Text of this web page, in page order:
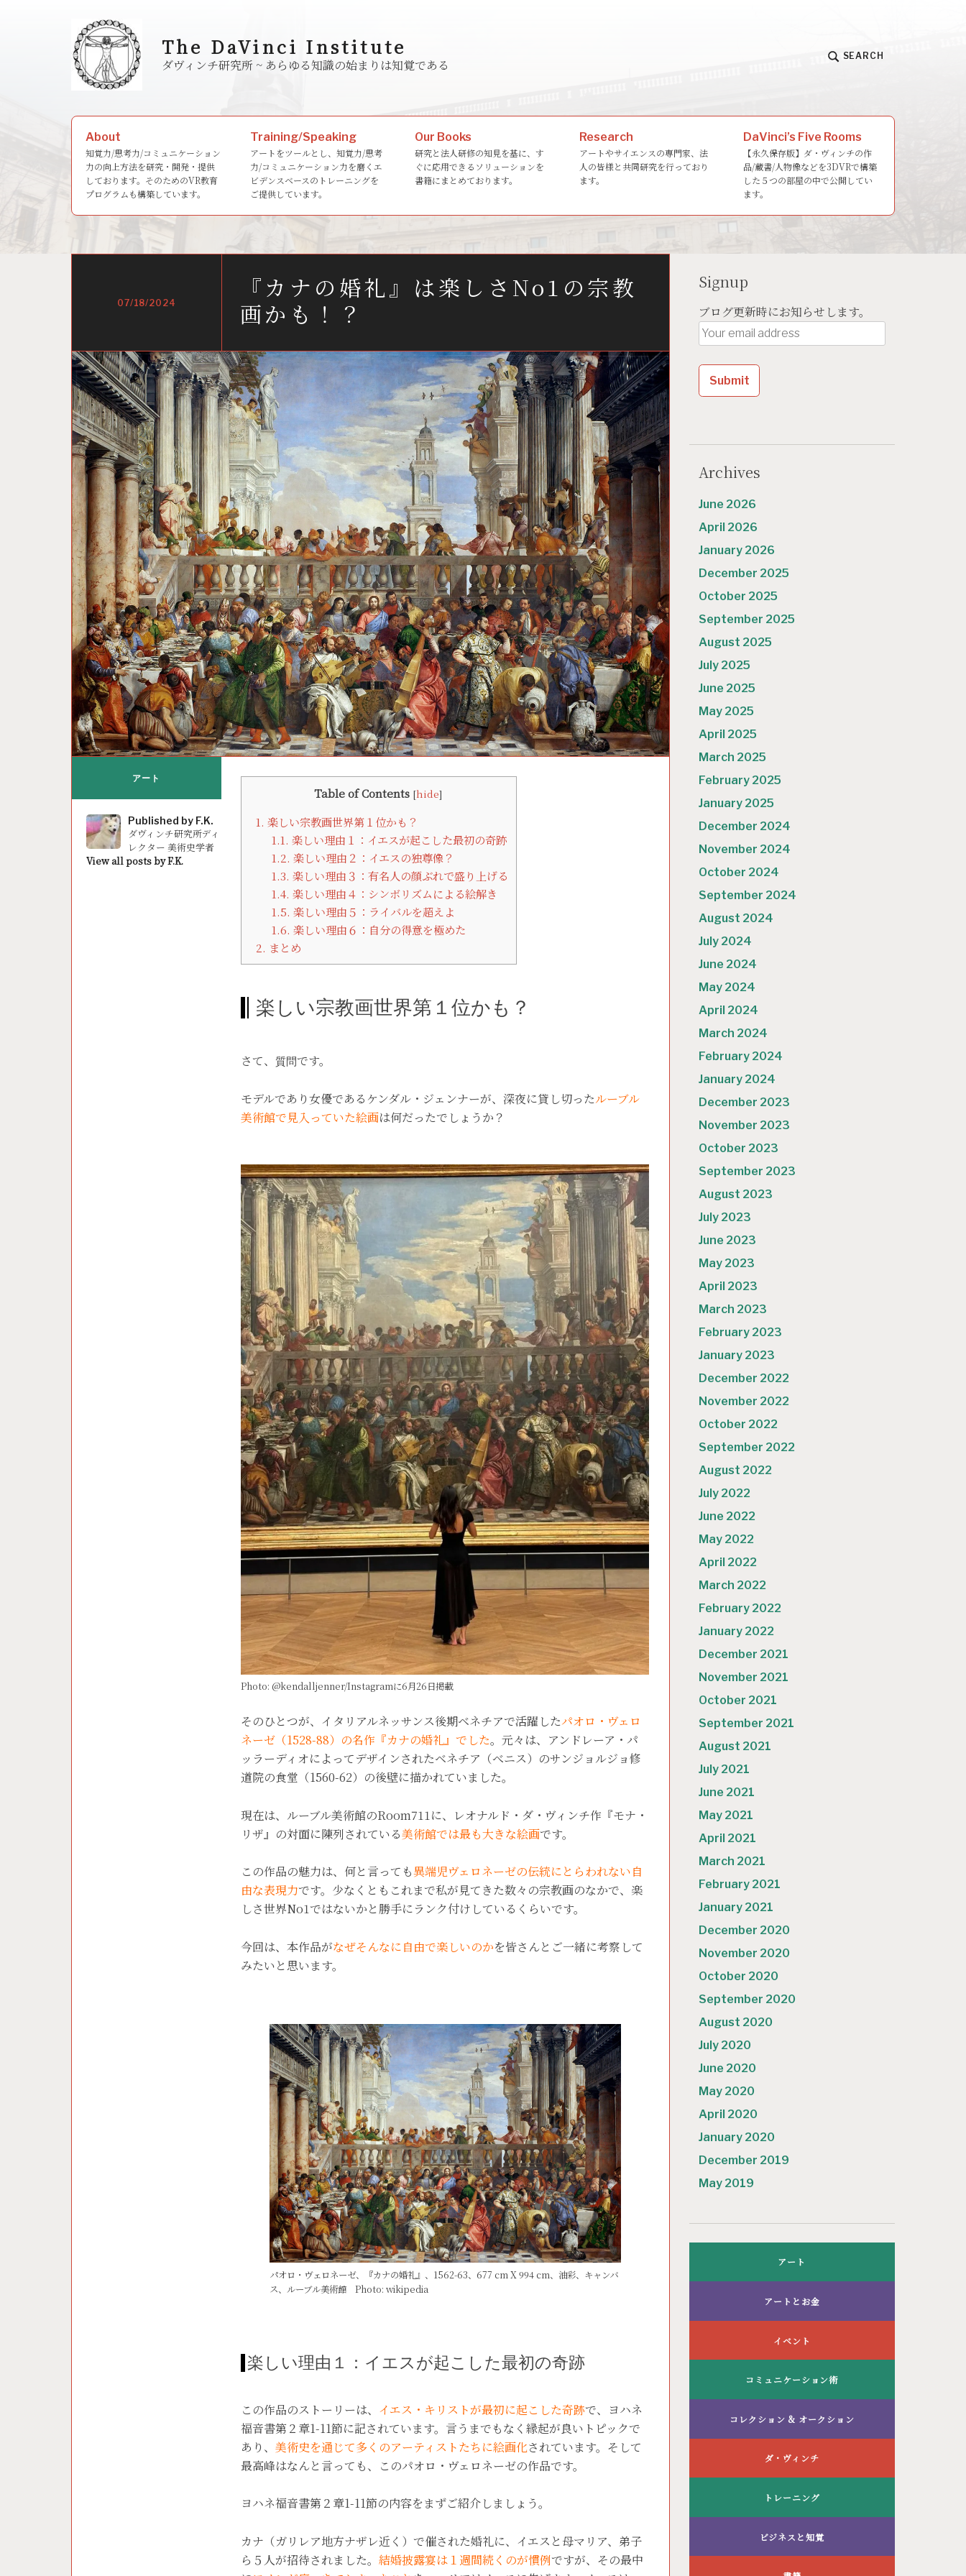
The DaVinci Institute
ダヴィンチ研究所 ~ あらゆる知識の始まりは知覚である
SEARCH
About
知覚力/思考力/コミュニケーション
力の向上方法を研究・開発・提供
しております。そのためのVR教育
プログラムも構築しています。
Training/Speaking
アートをツールとし、知覚力/思考
力/コミュニケーション力を磨くエ
ビデンスベースのトレーニングを
ご提供しています。
Our Books
研究と法人研修の知見を基に、す
ぐに応用できるソリューションを
書籍にまとめております。
Research
アートやサイエンスの専門家、法
人の皆様と共同研究を行っており
ます。
DaVinci’s Five Rooms
【永久保存版】ダ・ヴィンチの作
品/蔵書/人物像などを3DVRで構築
した５つの部屋の中で公開してい
ます。
『カナの婚礼』は楽しさNo1の宗教
画かも！？
07/18/2024
Table of Contents [hide]
1. 楽しい宗教画世界第１位かも？
1.1. 楽しい理由１：イエスが起こした最初の奇跡
1.2. 楽しい理由２：イエスの独尊像？
1.3. 楽しい理由３：有名人の顔ぶれで盛り上げる
1.4. 楽しい理由４：シンボリズムによる絵解き
1.5. 楽しい理由５：ライバルを超えよ
1.6. 楽しい理由６：自分の得意を極めた
2. まとめ
楽しい宗教画世界第１位かも？
さて、 質問です。
モデルであり女優であるケンダル・ジェンナーが、深夜に貸し切ったルーブル
美術館で見入っていた絵画は何だったでしょうか？
Photo: @kendalljenner/Instagramに6月26日掲載
そのひとつが、イタリアルネッサンス後期ベネチアで活躍したパオロ・ヴェロ
ネーゼ（1528-88）の名作『カナの婚礼』でした。元々は、アンドレーア・パ
ッラーディオによってデザインされたベネチア（べニス）のサンジョルジョ修
道院の食堂（1560-62）の後壁に描かれていました。
現在は、ルーブル美術館のRoom711に、レオナルド・ダ・ヴィンチ作『モナ・
リザ』の対面に陳列されている美術館では最も大きな絵画です。
この作品の魅力は、何と言っても異端児ヴェロネーゼの伝統にとらわれない自
由な表現力です。少なくともこれまで私が見てきた数々の宗教画のなかで、楽
しさ世界No1ではないかと勝手にランク付けしているくらいです。
今回は、本作品がなぜそんなに自由で楽しいのかを皆さんとご一緒に考察して
みたいと思います。
パオロ・ヴェロネーゼ、『カナの婚礼』、1562-63、677 cm X 994 cm、油彩、キャンバ
ス、ルーブル美術館 Photo: wikipedia
楽しい理由１：イエスが起こした最初の奇跡
この作品のストーリーは、 イエス・キリストが最初に起こした奇跡で、ヨハネ
福音書第２章1-11節に記されています。言うまでもなく縁起が良いトピックで
あり、 美術史を通じて多くのアーティストたちに絵画化されています。そして
最高峰はなんと言っても、このパオロ・ヴェロネーゼの作品です。
ヨハネ福音書第２章1-11節の内容をまずご紹介しましょう。
カナ（ガリレア地方ナザレ近く）で催された婚礼に、イエスと母マリア、弟子
ら５人が招待されました。 結婚披露宴は１週間続くのが慣例ですが、その最中
アート
Published by F.K.
ダヴィンチ研究所ディ
レクター 美術史学者
View all posts by F.K.
Signup
ブログ更新時にお知らせします。
Archives
June 2026
April 2026
January 2026
December 2025
October 2025
September 2025
August 2025
July 2025
June 2025
May 2025
April 2025
March 2025
February 2025
January 2025
December 2024
November 2024
October 2024
September 2024
August 2024
July 2024
June 2024
May 2024
April 2024
March 2024
February 2024
January 2024
December 2023
November 2023
October 2023
September 2023
August 2023
July 2023
June 2023
May 2023
April 2023
March 2023
February 2023
January 2023
December 2022
November 2022
October 2022
September 2022
August 2022
July 2022
June 2022
May 2022
April 2022
March 2022
February 2022
January 2022
December 2021
November 2021
October 2021
September 2021
August 2021
July 2021
June 2021
May 2021
April 2021
March 2021
February 2021
January 2021
December 2020
November 2020
October 2020
September 2020
August 2020
July 2020
June 2020
May 2020
April 2020
January 2020
December 2019
May 2019
アート
アートとお金
イベント
コミュニケーション術
コレクション & オークション
ダ・ヴィンチ
トレーニング
ビジネスと知覚